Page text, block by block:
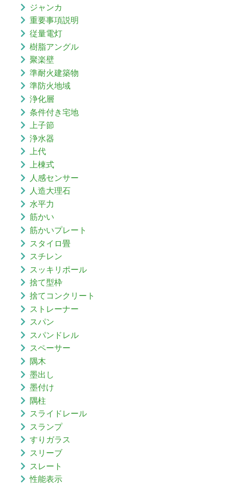
ジャンカ
重要事項説明
従量電灯
樹脂アングル
聚楽壁
準耐火建築物
準防火地域
浄化層
条件付き宅地
上子節
浄水器
上代
上棟式
人感センサー
人造大理石
水平力
筋かい
筋かいプレート
スタイロ畳
スチレン
スッキリポール
捨て型枠
捨てコンクリート
ストレーナー
スパン
スパンドレル
スペーサー
隅木
墨出し
墨付け
隅柱
スライドレール
スランプ
すりガラス
スリーブ
スレート
性能表示